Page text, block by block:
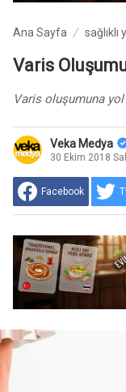
Ana Sayfa sağlıklı
Varis
Varis oluşumuna
Veka Medya
30 Ekim 2018
Facebook
Toplumda,
varis, özellikle
ayakta